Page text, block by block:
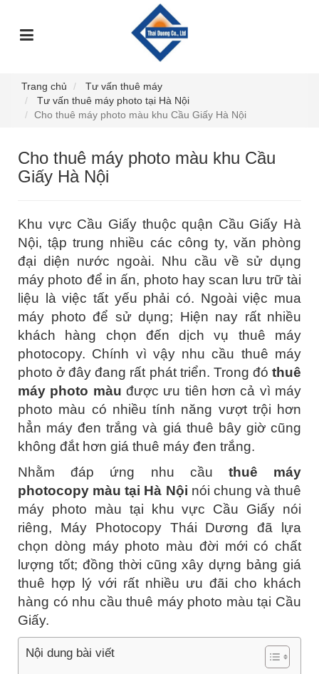
CHỦ
THIỆU
VỤ
KIỆN
TƯ
PHẨM
Trang chủ
Tư vấn thuê máy
Tư vấn thuê máy photo tại Hà Nội
Cho thuê máy photo màu khu Cầu Giấy Hà Nội
Cho thuê máy photo màu khu Cầu
Giấy Hà Nội
Khu vực Cầu Giấy thuộc quận Cầu Giấy Hà
Nội, tập trung nhiều các công ty, văn phòng
đại diện nước ngoài. Nhu cầu về sử dụng
máy photo để in ấn, photo hay scan lưu trữ tài
liệu là việc tất yếu phải có. Ngoài việc mua
máy photo để sử dụng; Hiện nay rất nhiều
khách hàng chọn đến dịch vụ thuê máy
photocopy. Chính vì vậy nhu cầu thuê máy
photo ở đây đang rất phát triển. Trong đó thuê
máy photo màu được ưu tiên hơn cả vì máy
photo màu có nhiều tính năng vượt trội hơn
hẳn máy đen trắng và giá thuê bây giờ cũng
không đắt hơn giá thuê máy đen trắng.
Nhằm đáp ứng nhu cầu thuê máy
photocopy màu tại Hà Nội nói chung và thuê
máy photo màu tại khu vực Cầu Giấy nói
riêng, Máy Photocopy Thái Dương đã lựa
chọn dòng máy photo màu đời mới có chất
lượng tốt; đồng thời cũng xây dựng bảng giá
thuê hợp lý với rất nhiều ưu đãi cho khách
hàng có nhu cầu thuê máy photo màu tại Cầu
Giấy.
Nội dung bài viết